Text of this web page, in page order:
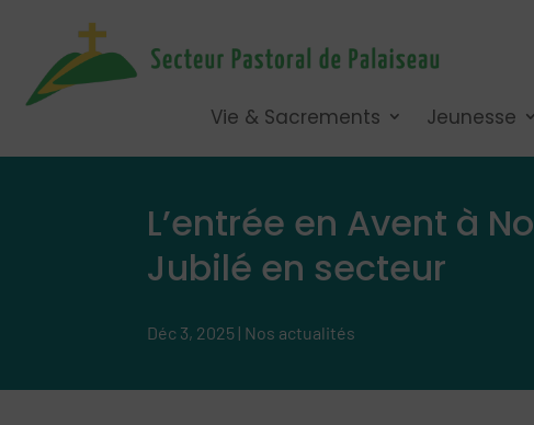
Vie & Sacrements Jeunesse
L’entrée en Avent à
Jubilé en secteur
Déc 3, 2025 | Nos actualités